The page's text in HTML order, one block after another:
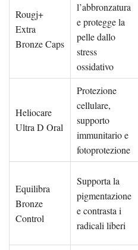
Rougj+
Extra
Bronze Caps
l’abbronzatura
e protegge la
pelle dallo
stress
ossidativo
Heliocare
Ultra D Oral
Protezione
cellulare,
supporto
immunitario e
fotoprotezione
Equilibra
Bronze
Control
Supporta la
pigmentazione
e contrasta i
radicali liberi